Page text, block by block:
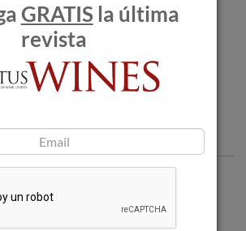
Príncipe de Viana Reserva 2013 recibe
MEDALLA DE ORO Tempranillos al
GRATIS la última
revista